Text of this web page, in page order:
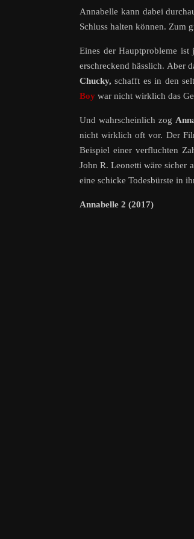
Annabelle kann dabei
Schluss halten können. Zum
Eines der Hauptprobleme ist
erschreckend hässlich. Aber
Chucky, schafft es in den
Boy war nicht wirklich das
Und wahrscheinlich zog
nicht wirklich oft vor. Der
Beispiel einer verfluchten
John R. Leonetti wäre sicher
eine schicke Todesbürste in
Annabelle 2 (2017)